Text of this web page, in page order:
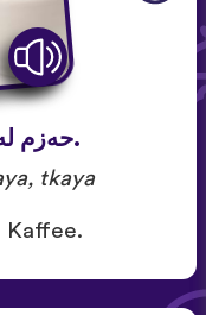
.حه‌زم
tkaya.
Kaffee.